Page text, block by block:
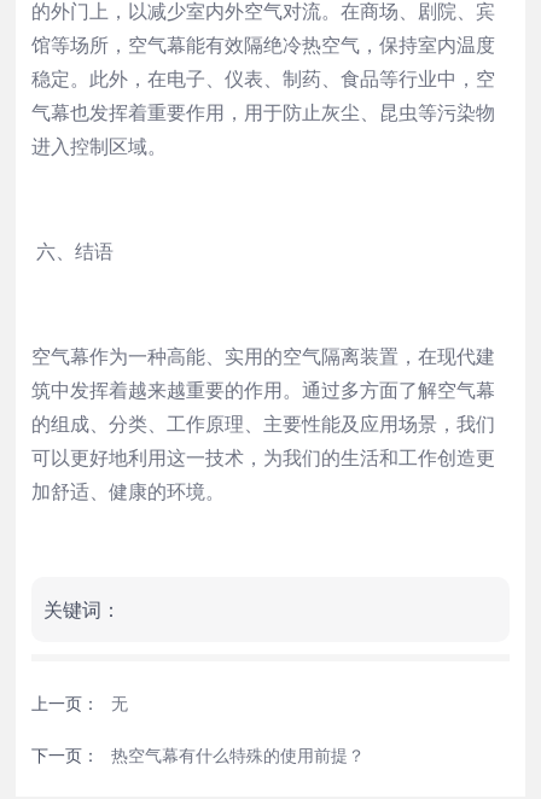
的外门上，以减少室内外空气对流。在商场、剧院、宾
馆等场所，空气幕能有效隔绝冷热空气，保持室内温度
稳定。此外，在电子、仪表、制药、食品等行业中，空
气幕也发挥着重要作用，用于防止灰尘、昆虫等污染物
进入控制区域。
六、结语
空气幕作为一种高能、实用的空气隔离装置，在现代建
筑中发挥着越来越重要的作用。通过多方面了解空气幕
的组成、分类、工作原理、主要性能及应用场景，我们
可以更好地利用这一技术，为我们的生活和工作创造更
加舒适、健康的环境。
关键词：
上一页： 无
下一页： 热空气幕有什么特殊的使用前提？